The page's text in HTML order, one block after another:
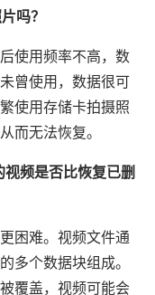
吗？
使用频率不高，数
曾使用，数据很可
使用存储卡拍摄照
而无法恢复。
频是否比恢复已删
困难。视频文件通
多个数据块组成。
覆盖，视频可能会